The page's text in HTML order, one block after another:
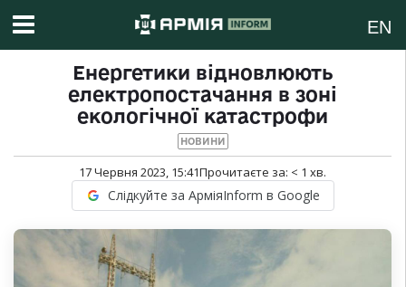
EN
Енергетики відновлюють
електропостачання в зоні
екологічної катастрофи
НОВИНИ
17 Червня 2023, 15:41Прочитаєте за: < 1 хв.
Слідкуйте за АрміяInform в Google